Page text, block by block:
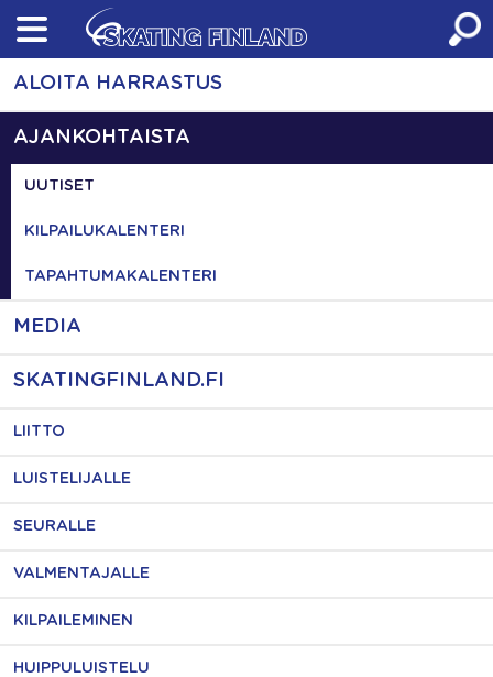
Skip
content
ALOITA HARRASTUS
AJANKOHTAISTA
UUTISET
KILPAILUKALENTERI
TAPAHTUMAKALENTERI
MEDIA
SKATINGFINLAND.FI
LIITTO
LUISTELIJALLE
SEURALLE
VALMENTAJALLE
KILPAILEMINEN
HUIPPULUISTELU